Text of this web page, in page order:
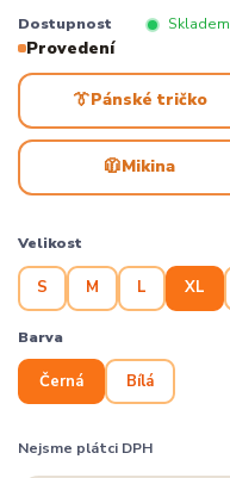
Dostupnost Skladem
Provedení
👔Pánské tričko
🧥Mikina
Velikost
S M L XL
Barva
Černá Bílá
Nejsme plátci DPH